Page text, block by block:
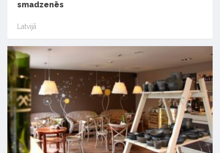
smadzenēs
Latvijā